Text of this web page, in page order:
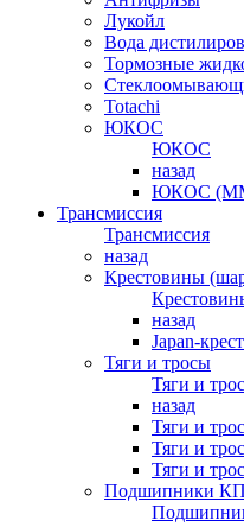
Лукойл
Вода
Тормозные
Totachi
ЮКОС
ЮКОС
назад
ЮКОС
Трансмиссия
Трансмиссия
назад
Крестовины
назад
Japan-
Тяги и тросы
Тяги и
назад
Тяги и
Тяги и
Тяги и
Подшипники